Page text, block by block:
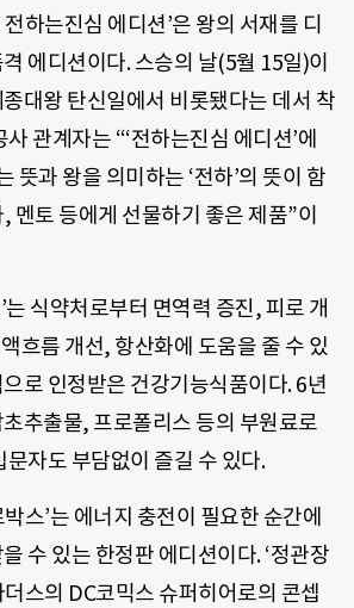
하는진심 에디션’은 왕의 서재를 디
에디션이다. 스승의 날(5월 15일)이
대왕 탄신일에서 비롯됐다는 데서 착
관계자는 “‘전하는진심 에디션’에
뜻과 왕을 의미하는 ‘전하’의 뜻이 함
멘토 등에게 선물하기 좋은 제품”이
는 식약처로부터 면역력 증진, 피로 개
흐름 개선, 항산화에 도움을 줄 수 있
로 인정받은 건강기능식품이다. 6년
추출물, 프로폴리스 등의 부원료로
자도 부담없이 즐길 수 있다.
스’는 에너지 충전이 필요한 순간에
수 있는 한정판 에디션이다. ‘정관장
스의 DC코믹스 슈퍼히어로의 콘셉